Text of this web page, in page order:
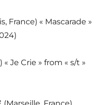
France) « Mascarade »
« Je Crie » from « s/t »